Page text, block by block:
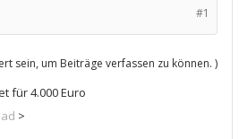
#1
sein, um Beiträge verfassen zu können. )
für 4.000 Euro
>